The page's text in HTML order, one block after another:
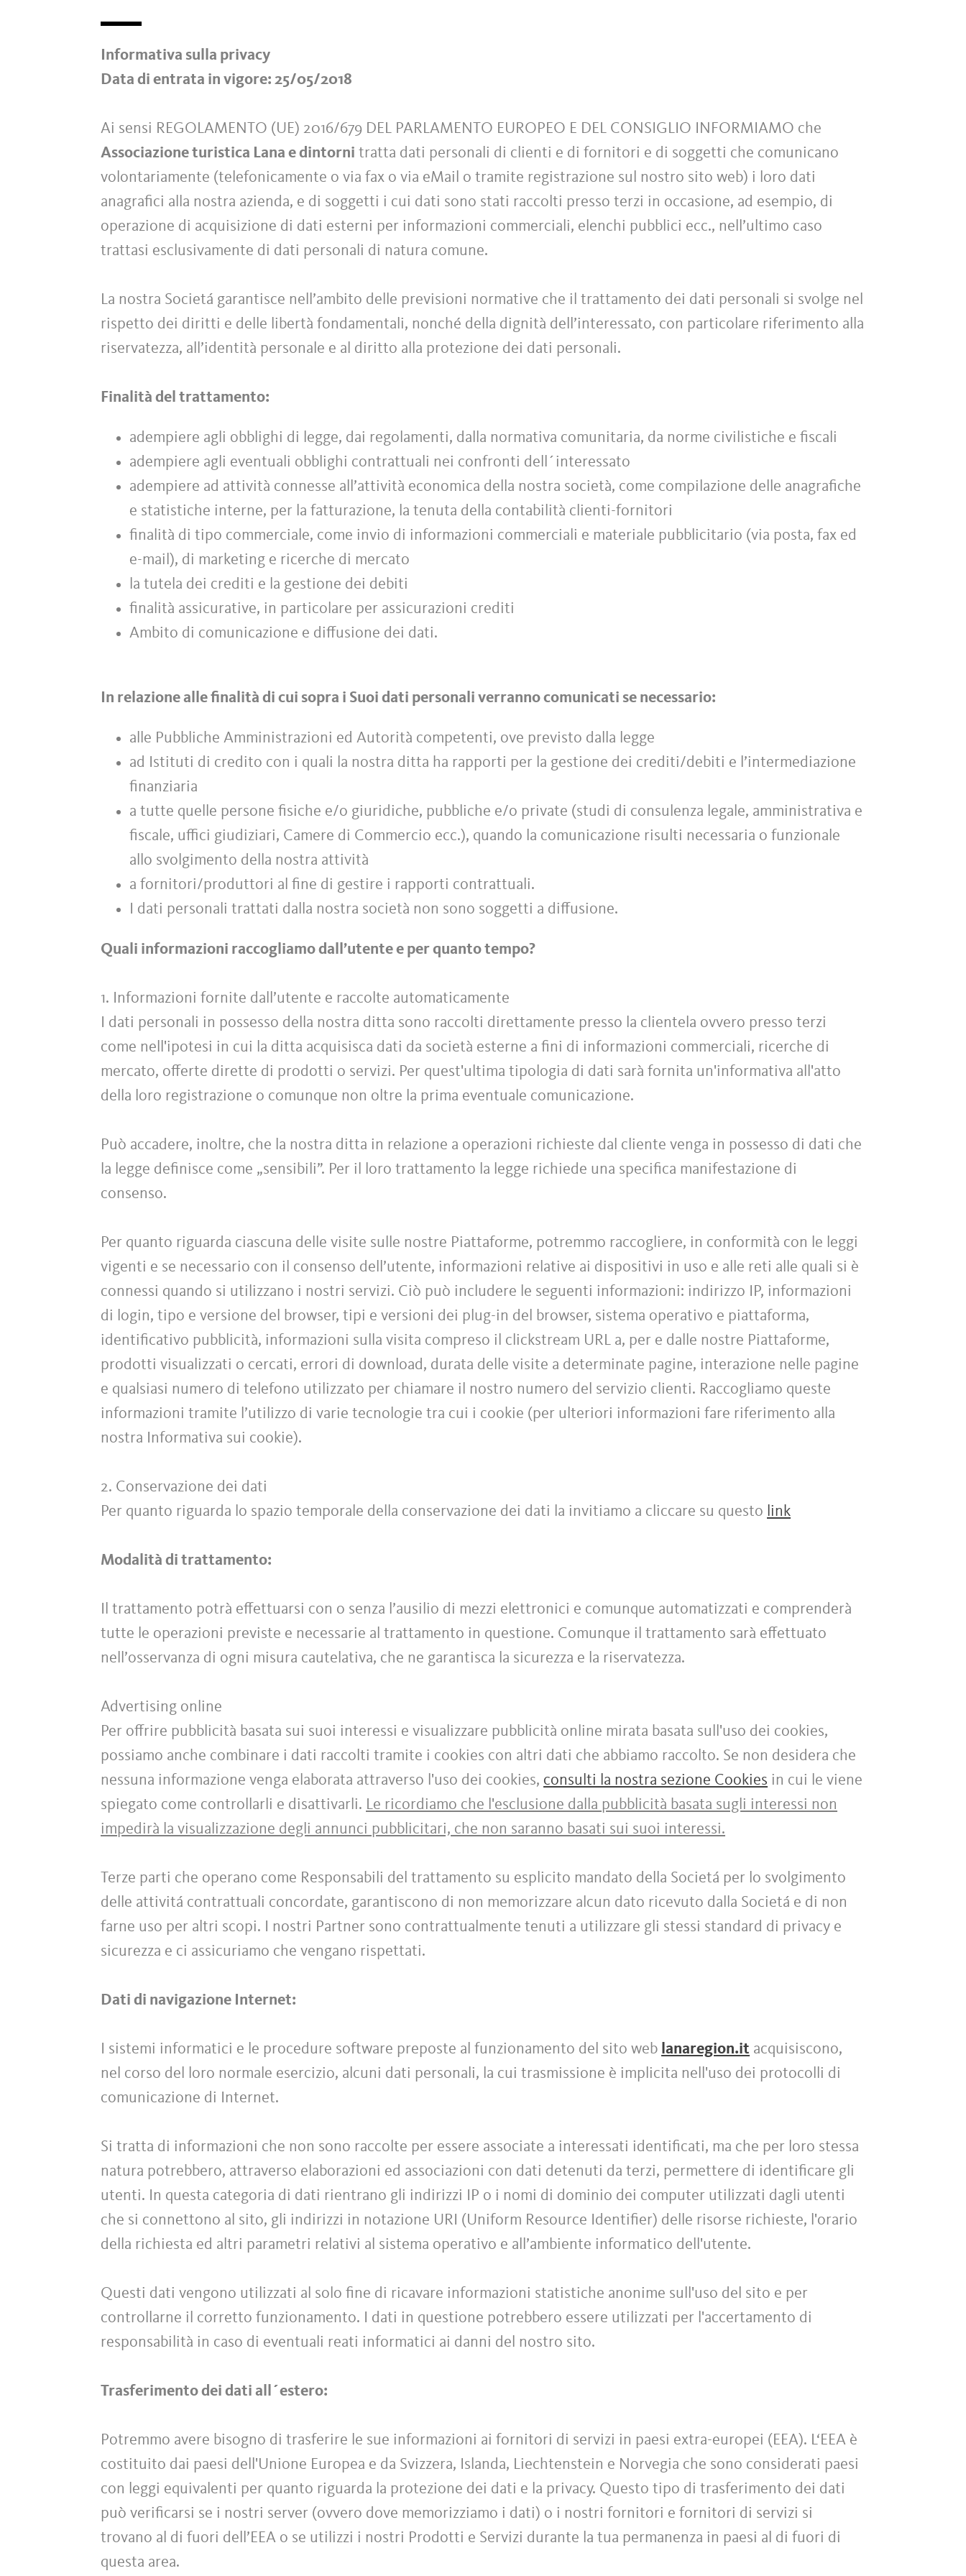
Informativa sulla privacy
Data di entrata in vigore: 25/05/2018
Ai sensi REGOLAMENTO (UE) 2016/679 DEL PARLAMENTO EUROPEO E DEL CONSIGLIO INFORMIAMO che
Associazione turistica Lana e dintorni tratta dati personali di clienti e di fornitori e di soggetti che comunicano
volontariamente (telefonicamente o via fax o via eMail o tramite registrazione sul nostro sito web) i loro dati
anagrafici alla nostra azienda, e di soggetti i cui dati sono stati raccolti presso terzi in occasione, ad esempio, di
operazione di acquisizione di dati esterni per informazioni commerciali, elenchi pubblici ecc., nell’ultimo caso
trattasi esclusivamente di dati personali di natura comune.
La nostra Societá garantisce nell’ambito delle previsioni normative che il trattamento dei dati personali si svolge nel
rispetto dei diritti e delle libertà fondamentali, nonché della dignità dell’interessato, con particolare riferimento alla
riservatezza, all’identità personale e al diritto alla protezione dei dati personali.
Finalità del trattamento:
adempiere agli obblighi di legge, dai regolamenti, dalla normativa comunitaria, da norme civilistiche e fiscali
adempiere agli eventuali obblighi contrattuali nei confronti dell´interessato
adempiere ad attività connesse all’attività economica della nostra società, come compilazione delle anagrafiche
e statistiche interne, per la fatturazione, la tenuta della contabilità clienti-fornitori
finalità di tipo commerciale, come invio di informazioni commerciali e materiale pubblicitario (via posta, fax ed
e-mail), di marketing e ricerche di mercato
la tutela dei crediti e la gestione dei debiti
finalità assicurative, in particolare per assicurazioni crediti
Ambito di comunicazione e diffusione dei dati.
In relazione alle finalità di cui sopra i Suoi dati personali verranno comunicati se necessario:
alle Pubbliche Amministrazioni ed Autorità competenti, ove previsto dalla legge
ad Istituti di credito con i quali la nostra ditta ha rapporti per la gestione dei crediti/debiti e l’intermediazione
finanziaria
a tutte quelle persone fisiche e/o giuridiche, pubbliche e/o private (studi di consulenza legale, amministrativa e
fiscale, uffici giudiziari, Camere di Commercio ecc.), quando la comunicazione risulti necessaria o funzionale
allo svolgimento della nostra attività
a fornitori/produttori al fine di gestire i rapporti contrattuali.
I dati personali trattati dalla nostra società non sono soggetti a diffusione.
Quali informazioni raccogliamo dall’utente e per quanto tempo?
1. Informazioni fornite dall’utente e raccolte automaticamente
I dati personali in possesso della nostra ditta sono raccolti direttamente presso la clientela ovvero presso terzi
come nell'ipotesi in cui la ditta acquisisca dati da società esterne a fini di informazioni commerciali, ricerche di
mercato, offerte dirette di prodotti o servizi. Per quest'ultima tipologia di dati sarà fornita un'informativa all'atto
della loro registrazione o comunque non oltre la prima eventuale comunicazione.
Può accadere, inoltre, che la nostra ditta in relazione a operazioni richieste dal cliente venga in possesso di dati che
la legge definisce come „sensibili”. Per il loro trattamento la legge richiede una specifica manifestazione di
consenso.
Per quanto riguarda ciascuna delle visite sulle nostre Piattaforme, potremmo raccogliere, in conformità con le leggi
vigenti e se necessario con il consenso dell’utente, informazioni relative ai dispositivi in uso e alle reti alle quali si è
connessi quando si utilizzano i nostri servizi. Ciò può includere le seguenti informazioni: indirizzo IP, informazioni
di login, tipo e versione del browser, tipi e versioni dei plug-in del browser, sistema operativo e piattaforma,
identificativo pubblicità, informazioni sulla visita compreso il clickstream URL a, per e dalle nostre Piattaforme,
prodotti visualizzati o cercati, errori di download, durata delle visite a determinate pagine, interazione nelle pagine
e qualsiasi numero di telefono utilizzato per chiamare il nostro numero del servizio clienti. Raccogliamo queste
informazioni tramite l’utilizzo di varie tecnologie tra cui i cookie (per ulteriori informazioni fare riferimento alla
nostra Informativa sui cookie).
2. Conservazione dei dati
Per quanto riguarda lo spazio temporale della conservazione dei dati la invitiamo a cliccare su questo link
Modalità di trattamento:
Il trattamento potrà effettuarsi con o senza l’ausilio di mezzi elettronici e comunque automatizzati e comprenderà
tutte le operazioni previste e necessarie al trattamento in questione. Comunque il trattamento sarà effettuato
nell’osservanza di ogni misura cautelativa, che ne garantisca la sicurezza e la riservatezza.
Advertising online
Per offrire pubblicità basata sui suoi interessi e visualizzare pubblicità online mirata basata sull'uso dei cookies,
possiamo anche combinare i dati raccolti tramite i cookies con altri dati che abbiamo raccolto. Se non desidera che
nessuna informazione venga elaborata attraverso l'uso dei cookies, consulti la nostra sezione Cookies in cui le viene
spiegato come controllarli e disattivarli. Le ricordiamo che l'esclusione dalla pubblicità basata sugli interessi non
impedirà la visualizzazione degli annunci pubblicitari, che non saranno basati sui suoi interessi.
Terze parti che operano come Responsabili del trattamento su esplicito mandato della Societá per lo svolgimento
delle attivitá contrattuali concordate, garantiscono di non memorizzare alcun dato ricevuto dalla Societá e di non
farne uso per altri scopi. I nostri Partner sono contrattualmente tenuti a utilizzare gli stessi standard di privacy e
sicurezza e ci assicuriamo che vengano rispettati.
Dati di navigazione Internet:
I sistemi informatici e le procedure software preposte al funzionamento del sito web lanaregion.it acquisiscono,
nel corso del loro normale esercizio, alcuni dati personali, la cui trasmissione è implicita nell'uso dei protocolli di
comunicazione di Internet.
Si tratta di informazioni che non sono raccolte per essere associate a interessati identificati, ma che per loro stessa
natura potrebbero, attraverso elaborazioni ed associazioni con dati detenuti da terzi, permettere di identificare gli
utenti. In questa categoria di dati rientrano gli indirizzi IP o i nomi di dominio dei computer utilizzati dagli utenti
che si connettono al sito, gli indirizzi in notazione URI (Uniform Resource Identifier) delle risorse richieste, l'orario
della richiesta ed altri parametri relativi al sistema operativo e all’ambiente informatico dell'utente.
Questi dati vengono utilizzati al solo fine di ricavare informazioni statistiche anonime sull'uso del sito e per
controllarne il corretto funzionamento. I dati in questione potrebbero essere utilizzati per l'accertamento di
responsabilità in caso di eventuali reati informatici ai danni del nostro sito.
Trasferimento dei dati all´estero:
Potremmo avere bisogno di trasferire le sue informazioni ai fornitori di servizi in paesi extra-europei (EEA). L‘EEA è
costituito dai paesi dell'Unione Europea e da Svizzera, Islanda, Liechtenstein e Norvegia che sono considerati paesi
con leggi equivalenti per quanto riguarda la protezione dei dati e la privacy. Questo tipo di trasferimento dei dati
può verificarsi se i nostri server (ovvero dove memorizziamo i dati) o i nostri fornitori e fornitori di servizi si
trovano al di fuori dell’EEA o se utilizzi i nostri Prodotti e Servizi durante la tua permanenza in paesi al di fuori di
questa area.